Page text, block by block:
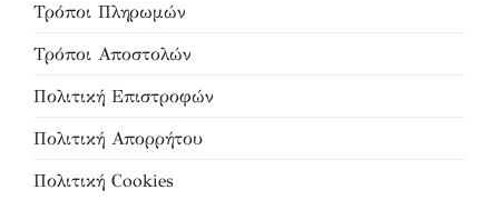
Τρόποι Πληρωμών
Τρόποι Αποστολών
Πολιτική Επιστροφών
Πολιτική Απορρήτου
Πολιτική Cookies